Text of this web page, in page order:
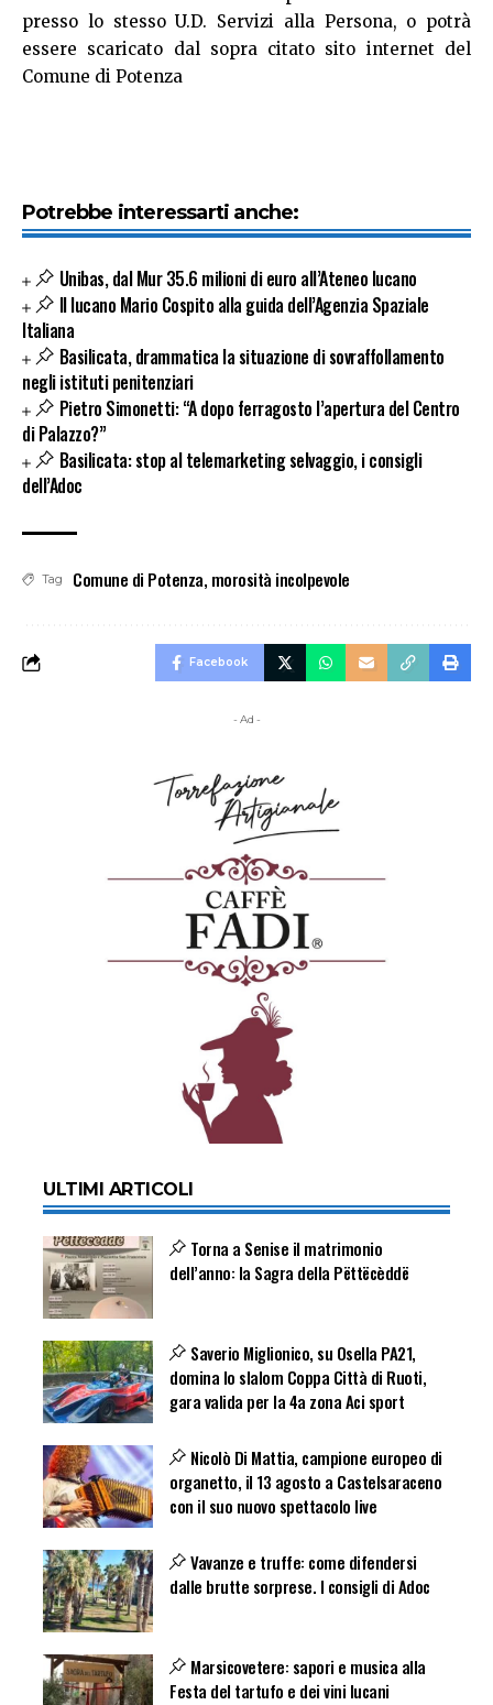
presso lo stesso U.D. Servizi alla Persona, o potrà
essere scaricato dal sopra citato sito internet del
Comune di Potenza
Potrebbe interessarti anche:
Unibas, dal Mur 35.6 milioni di euro all’Ateneo lucano
Il lucano Mario Cospito alla guida dell’Agenzia Spaziale
Italiana
Basilicata, drammatica la situazione di sovraffollamento
negli istituti penitenziari
Pietro Simonetti: “A dopo ferragosto l’apertura del Centro
di Palazzo?”
Basilicata: stop al telemarketing selvaggio, i consigli
dell’Adoc
Tag Comune di Potenza, morosità incolpevole
Facebook
- Ad -
ULTIMI ARTICOLI
Torna a Senise il matrimonio
dell’anno: la Sagra della Pëttëcèddë
Saverio Miglionico, su Osella PA21,
domina lo slalom Coppa Città di Ruoti,
gara valida per la 4a zona Aci sport
Nicolò Di Mattia, campione europeo di
organetto, il 13 agosto a Castelsaraceno
con il suo nuovo spettacolo live
Vavanze e truffe: come difendersi
dalle brutte sorprese. I consigli di Adoc
Marsicovetere: sapori e musica alla
Festa del tartufo e dei vini lucani